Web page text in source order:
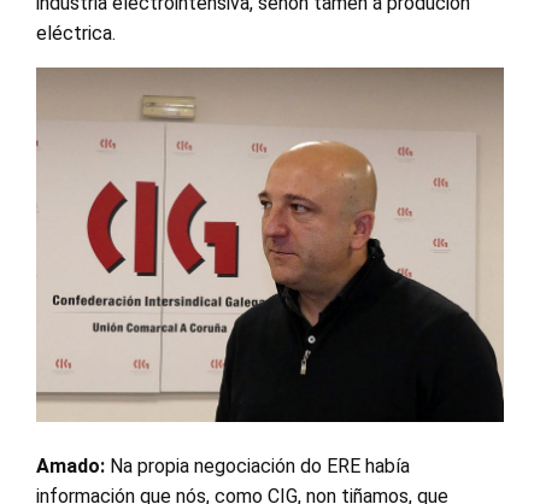
eléctrica.
Amado: Na propia negociación do ERE había
información que nós, como CIG, non tiñamos, que